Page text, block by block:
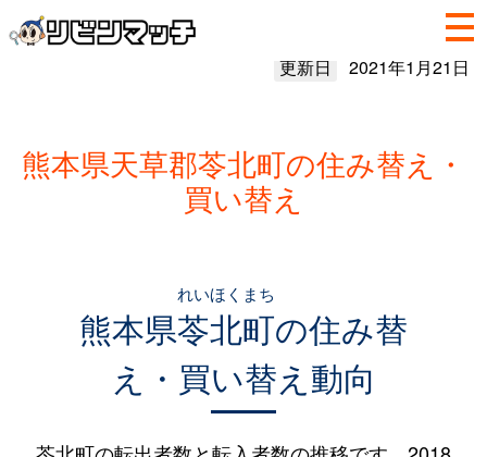
更新日 2021年1月21日
熊本県天草郡苓北町の住み替え・
買い替え
熊本県苓北町
れいほくまち
の住み替
え・買い替え動向